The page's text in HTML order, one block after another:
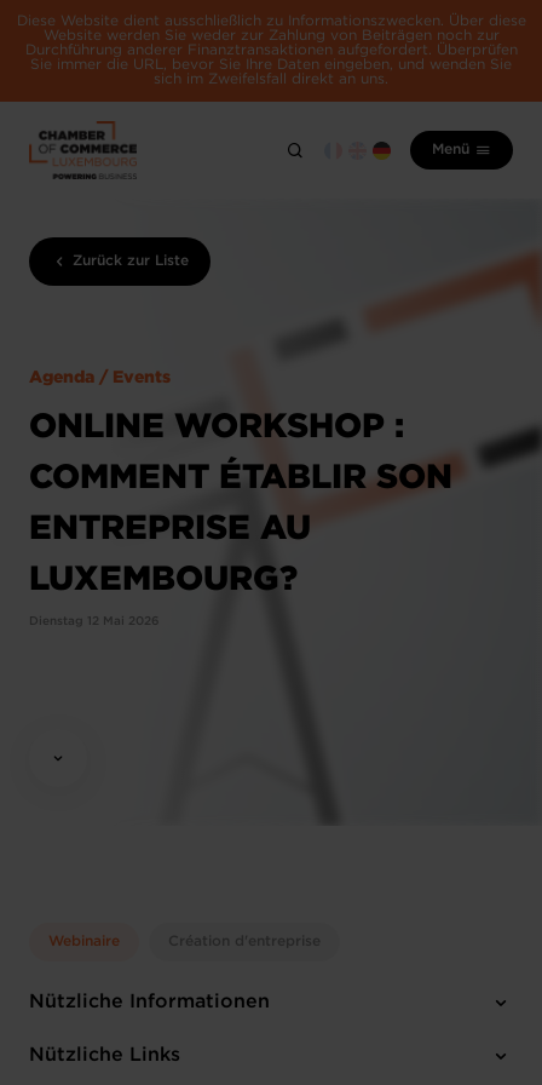
Diese Website dient ausschließlich zu Informationszwecken. Über diese
Website werden Sie weder zur Zahlung von Beiträgen noch zur
Durchführung anderer Finanztransaktionen aufgefordert. Überprüfen
Sie immer die URL, bevor Sie Ihre Daten eingeben, und wenden Sie
sich im Zweifelsfall direkt an uns.
Menü
Zurück zur Liste
Agenda / Events
ONLINE WORKSHOP :
COMMENT ÉTABLIR SON
ENTREPRISE AU
LUXEMBOURG?
Dienstag 12 Mai 2026
Webinaire Création d'entreprise
Nützliche Informationen
Dienstag 12 Mai 2026
Nützliche Links